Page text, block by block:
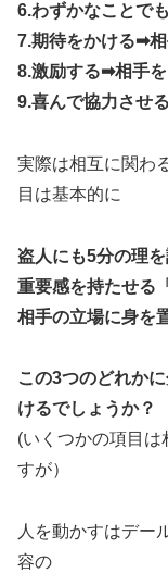
6.わずかなことで
7.期待をかける➡︎
8.激励する➡︎相手
9.喜んで協力させ
実際は相互に関わ
目は基本的に
盗人にも5分の理
重要感を持たせる
相手の立場に身を
この3つのどれか
けるでしょうか？
(いくつかの項目は
すが）
人を動かすはデー
容の